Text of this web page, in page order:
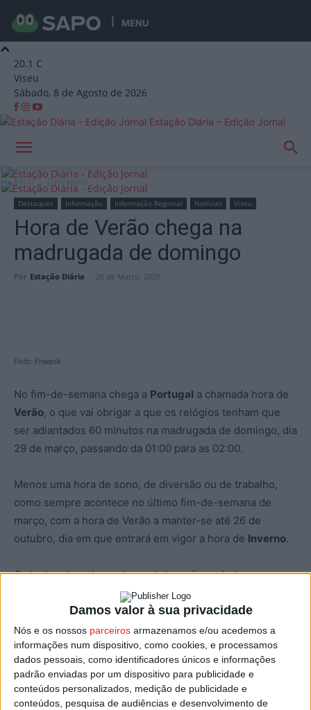
Damos valor à sua privacidade
Nós e os nossos parceiros armazenamos e/ou acedemos a
informações num dispositivo, como cookies, e processamos
dados pessoais, como identificadores únicos e informações
padrão enviadas por um dispositivo para publicidade e
conteúdos personalizados, medição de publicidade e
conteúdos, pesquisa de audiências e desenvolvimento de
MENU
20.1 C
Viseu
Sábado, 8 de Agosto de 2026
Estação Diária – Edição Jornal
Início Destaques
Destaques Informação Informação Regional Notícias Viseu
Hora de Verão chega na
madrugada de domingo
Por Estação Diária - 26 de Março, 2025
Foto: Freepik
No fim-de-semana chega a Portugal a chamada hora de
Verão, o que vai obrigar a que os relógios tenham que
ser adiantados 60 minutos na madrugada de domingo, dia
29 de março, passando da 01:00 para as 02:00.
Menos uma hora de sono, de diversão ou de trabalho,
como sempre acontece no último fim-de-semana de
março, com a hora de Verão a manter-se até 26 de
outubro, dia em que entrará em vigor a hora de Inverno.
O atual regime de mudança da hora é regulado por uma
diretiva comunitária datada de 2000, que prevê que todos
os anos os relógios sejam adiantados uma hora no último
domingo de março e atrasados 60 minutos no último
domingo de outubro.
Esta e outras notícias para ouvir na Estação Diária – 96.8
FM ou em www.968.fm.